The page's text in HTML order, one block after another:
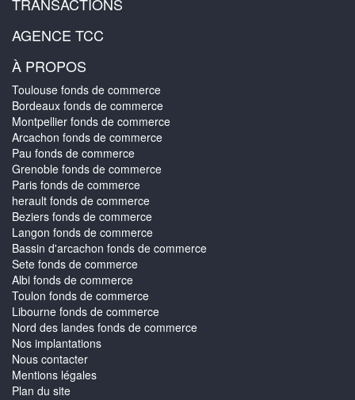
TRANSACTIONS
AGENCE TCC
À PROPOS
Toulouse fonds de commerce
Bordeaux fonds de commerce
Montpellier fonds de commerce
Arcachon fonds de commerce
Pau fonds de commerce
Grenoble fonds de commerce
Paris fonds de commerce
herault fonds de commerce
Beziers fonds de commerce
Langon fonds de commerce
Bassin d'arcachon fonds de commerce
Sete fonds de commerce
Albi fonds de commerce
Toulon fonds de commerce
Libourne fonds de commerce
Nord des landes fonds de commerce
Nos implantations
Nous contacter
Mentions légales
Plan du site